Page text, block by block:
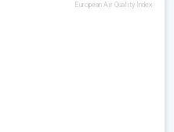
European Air Quality Index